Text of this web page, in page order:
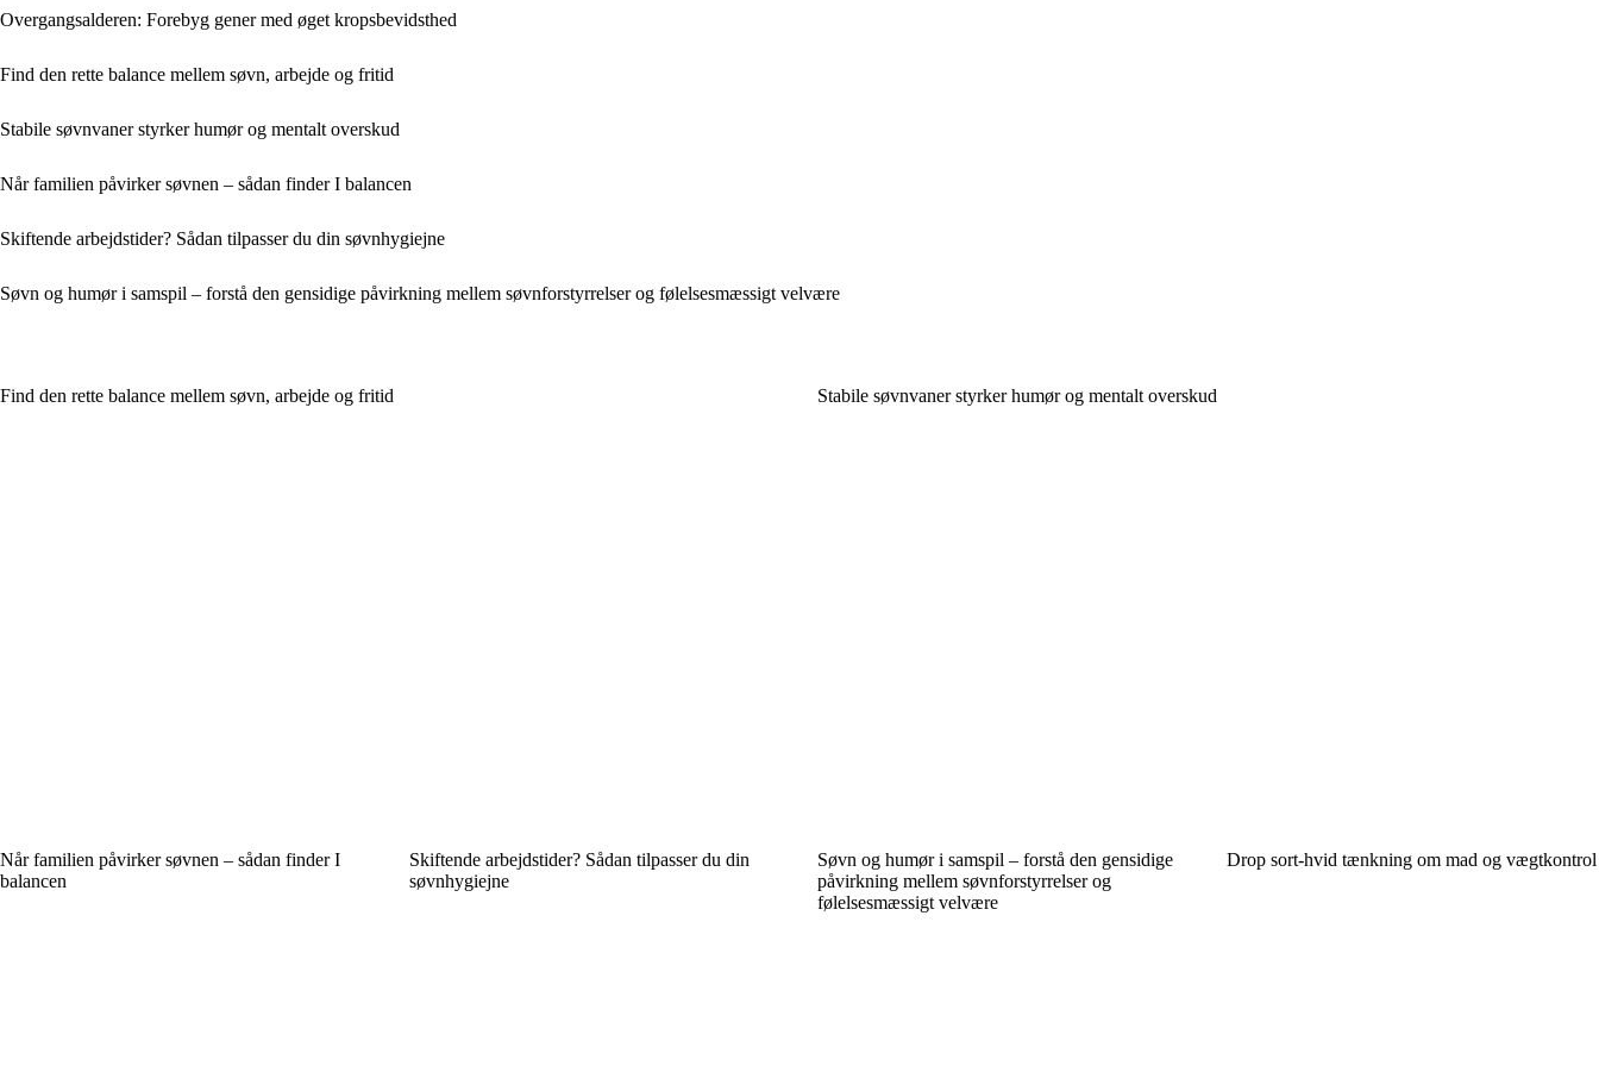
Overgangsalderen: Forebyg gener med øget kropsbevidsthed
Find den rette balance mellem søvn, arbejde og fritid
Stabile søvnvaner styrker humør og mentalt overskud
Når familien påvirker søvnen – sådan finder I balancen
Skiftende arbejdstider? Sådan tilpasser du din søvnhygiejne
Søvn og humør i samspil – forstå den gensidige påvirkning mellem søvnforstyrrelser og følelsesmæssigt velvære
Find den rette balance mellem søvn, arbejde og fritid Stabile søvnvaner styrker humør og mentalt overskud
Når familien påvirker søvnen – sådan finder I
balancen
Skiftende arbejdstider? Sådan tilpasser du din
søvnhygiejne
Søvn og humør i samspil – forstå den gensidige
påvirkning mellem søvnforstyrrelser og
følelsesmæssigt velvære
Drop sort-hvid tænkning om mad og vægtkontrol